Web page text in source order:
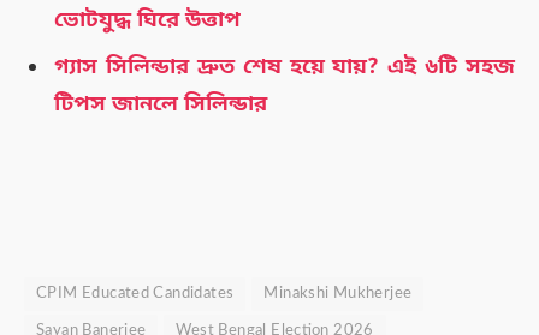
ভোটযুদ্ধ ঘিরে উত্তাপ
গ্যাস সিলিন্ডার দ্রুত শেষ হয়ে যায়? এই ৬টি সহজ
টিপস জানলে সিলিন্ডার
CPIM Educated Candidates Minakshi Mukherjee
Sayan Banerjee West Bengal Election 2026